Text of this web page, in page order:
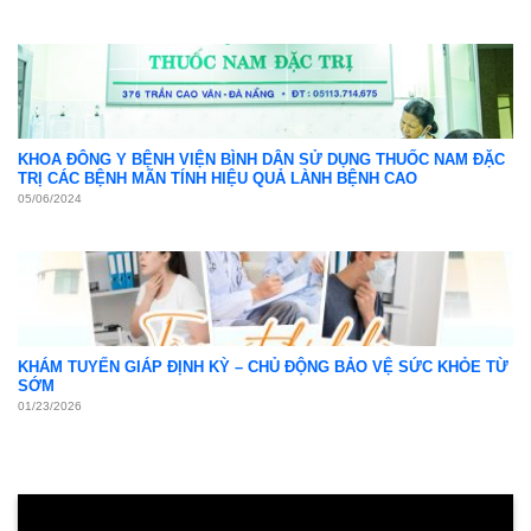
KHOA ĐÔNG Y BỆNH VIỆN BÌNH DÂN SỬ DỤNG THUỐC NAM ĐẶC
TRỊ CÁC BỆNH MÃN TÍNH HIỆU QUẢ LÀNH BỆNH CAO
05/06/2024
KHÁM TUYẾN GIÁP ĐỊNH KỲ – CHỦ ĐỘNG BẢO VỆ SỨC KHỎE TỪ
SỚM
01/23/2026